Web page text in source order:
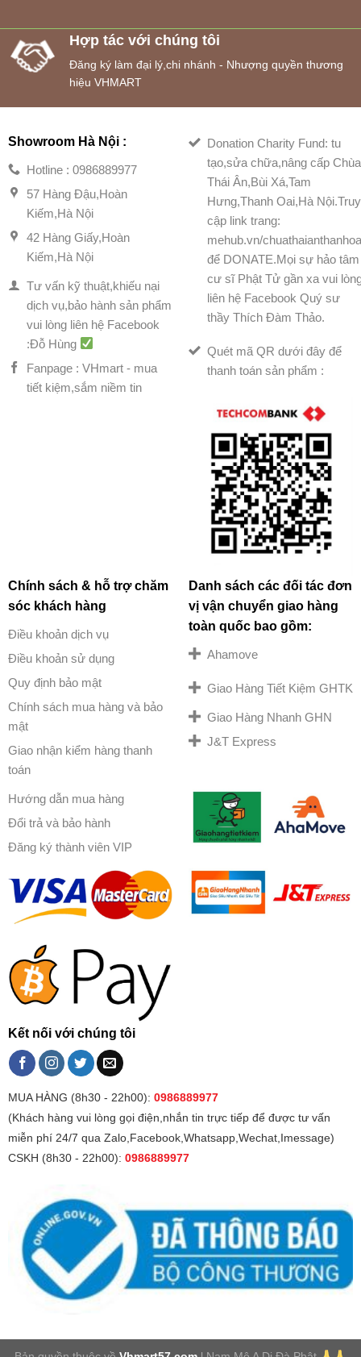
Hợp tác với chúng tôi
Đăng ký làm đại lý,chi nhánh - Nhượng quyền thương
hiệu VHMART
Showroom Hà Nội :
Hotline : 0986889977
57 Hàng Đậu,Hoàn
Kiếm,Hà Nội
42 Hàng Giấy,Hoàn
Kiếm,Hà Nội
Tư vấn kỹ thuật,khiếu nại
dịch vụ,bảo hành sản phẩm
vui lòng liên hệ Facebook
:Đỗ Hùng
Fanpage : VHmart - mua
tiết kiệm,sắm niềm tin
Donation Charity Fund: tu
tạo,sửa chữa,nâng cấp Chùa
Thái Ân,Bùi Xá,Tam
Hưng,Thanh Oai,Hà Nội.Truy
cập link trang:
mehub.vn/
để DONATE.Mọi sự hảo tâm
cư sĩ Phật Tử gần xa vui
liên hệ Facebook Quý sư
thầy Thích Đàm Thảo.
Quét mã QR dưới đây để
thanh toán sản phẩm :
Chính sách & hỗ trợ chăm
sóc khách hàng
Điều khoản dịch vụ
Điều khoản sử dụng
Quy định bảo mật
Chính sách mua hàng và bảo
mật
Giao nhận kiểm hàng thanh
toán
Hướng dẫn mua hàng
Đổi trả và bảo hành
Đăng ký thành viên VIP
Danh sách các đối tác đơn
vị vận chuyển giao hàng
toàn quốc bao gồm:
Ahamove
Giao Hàng Tiết Kiệm GHTK
Giao Hàng Nhanh GHN
J&T Express
Kết nối với chúng tôi
MUA HÀNG (8h30 - 22h00): 0986889977
(Khách hàng vui lòng gọi điện,nhắn tin trực tiếp để được tư vấn
miễn phí 24/7 qua Zalo,Facebook,Whatsapp,Wechat,Imessage)
CSKH (8h30 - 22h00): 0986889977